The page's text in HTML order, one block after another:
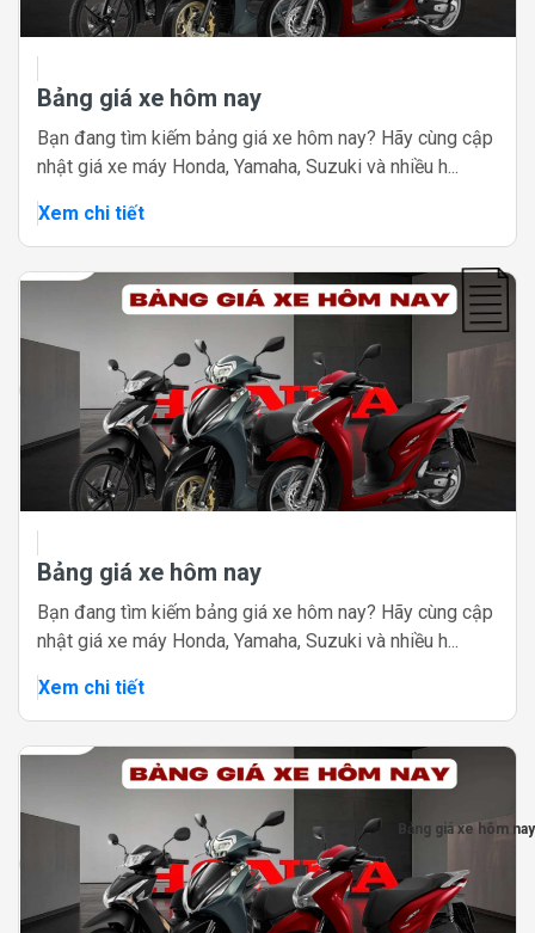
Bảng giá xe hôm nay
Bạn đang tìm kiếm bảng giá xe hôm nay? Hãy cùng cập
nhật giá xe máy Honda, Yamaha, Suzuki và nhiều h...
Xem chi tiết
Bảng giá xe hôm nay
Bạn đang tìm kiếm bảng giá xe hôm nay? Hãy cùng cập
nhật giá xe máy Honda, Yamaha, Suzuki và nhiều h...
Xem chi tiết
Bảng giá xe hôm nay